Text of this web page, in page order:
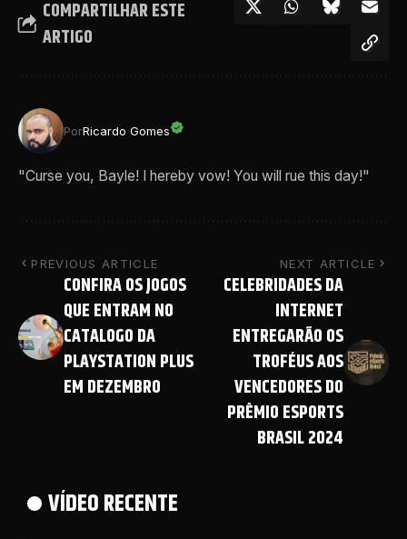
COMPARTILHAR ESTE
ARTIGO
PorRicardo Gomes
"Curse you, Bayle! I hereby vow! You will rue this day!"
PREVIOUS ARTICLE
CONFIRA OS JOGOS
QUE ENTRAM NO
CATALOGO DA
PLAYSTATION PLUS
EM DEZEMBRO
NEXT ARTICLE
CELEBRIDADES DA
INTERNET
ENTREGARÃO OS
TROFÉUS AOS
VENCEDORES DO
PRÊMIO ESPORTS
BRASIL 2024
VÍDEO RECENTE